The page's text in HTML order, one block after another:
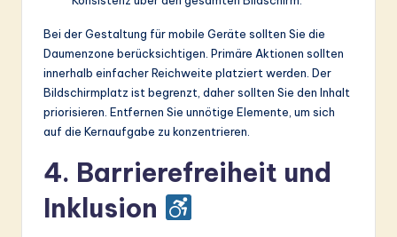
Bei der Gestaltung für mobile Geräte sollten Sie die
Daumenzone berücksichtigen. Primäre Aktionen sollten
innerhalb einfacher Reichweite platziert werden. Der
Bildschirmplatz ist begrenzt, daher sollten Sie den Inhalt
priorisieren. Entfernen Sie unnötige Elemente, um sich
auf die Kernaufgabe zu konzentrieren.
4. Barrierefreiheit und
Inklusion